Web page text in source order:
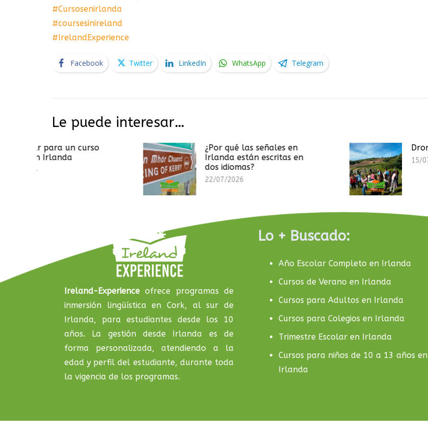
#Cursosenirlanda
#coursesinireland
#IrelandExperience
Facebook Twitter LinkedIn WhatsApp Telegram
Le puede interesar…
¿Por qué las señales en
Irlanda están escritas en
dos idiomas?
22/07/2026
Drombeg Stone Circle
15/07/2026
Ireland-Experience ofrece programas de
inmersión lingüística en Cork, al sur de
Irlanda, para estudiantes desde los 10
años. La gestión desde Irlanda es de
forma personalizada, atendiendo a la
edad y perfil del estudiante, durante toda
la vigencia de los programas.
Lo + Buscado:
Año Escolar Completo en Irlanda
Cursos de Verano en Irlanda
Cursos para Adultos en Irlanda
Cursos para Colegios en Irlanda
Trimestre Escolar en Irlanda
Cursos para niños de 10 a 13 años en
Irlanda